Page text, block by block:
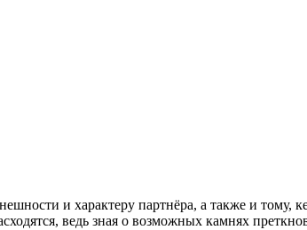
и характеру партнёра, а также и тому,
ведь зная о возможных камнях